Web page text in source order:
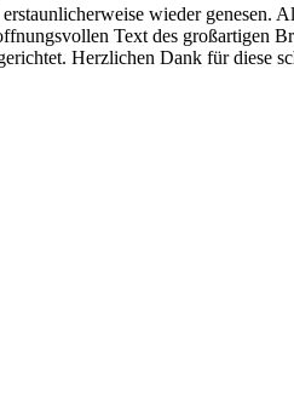
wieder
Text des großartigen
Herzlichen Dank für diese